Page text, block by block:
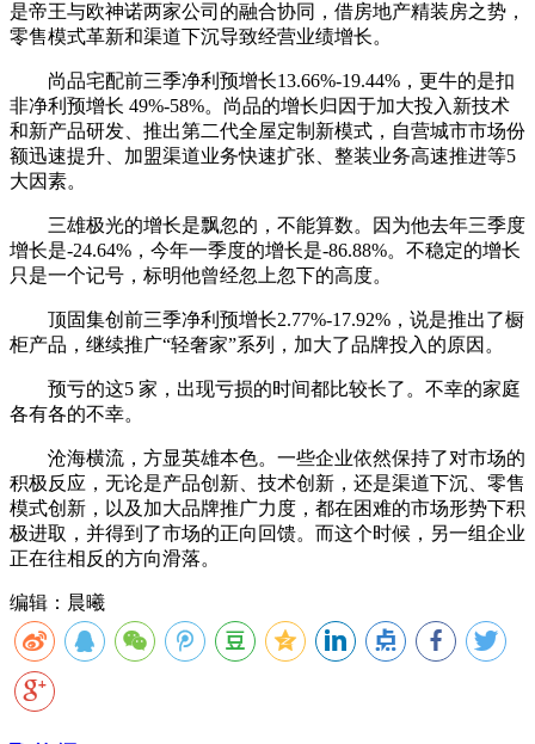
是帝王与欧神诺两家公司的融合协同，借房地产精装房之势，
零售模式革新和渠道下沉导致经营业绩增长。
尚品宅配前三季净利预增长13.66%-19.44%，更牛的是扣
非净利预增长 49%-58%。尚品的增长归因于加大投入新技术
和新产品研发、推出第二代全屋定制新模式，自营城市市场份
额迅速提升、加盟渠道业务快速扩张、整装业务高速推进等5
大因素。
三雄极光的增长是飘忽的，不能算数。因为他去年三季度
增长是-24.64%，今年一季度的增长是-86.88%。不稳定的增长
只是一个记号，标明他曾经忽上忽下的高度。
顶固集创前三季净利预增长2.77%-17.92%，说是推出了橱
柜产品，继续推广“轻奢家”系列，加大了品牌投入的原因。
预亏的这5 家，出现亏损的时间都比较长了。不幸的家庭
各有各的不幸。
沧海横流，方显英雄本色。一些企业依然保持了对市场的
积极反应，无论是产品创新、技术创新，还是渠道下沉、零售
模式创新，以及加大品牌推广力度，都在困难的市场形势下积
极进取，并得到了市场的正向回馈。而这个时候，另一组企业
正在往相反的方向滑落。
编辑：晨曦